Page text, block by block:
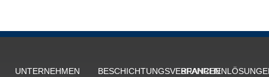
UNTERNEHMEN BESCHICH­TUNGS­VERFAHREN